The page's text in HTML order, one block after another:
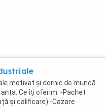
motivat și dornic de muncă
Ce îți oferim: -Pachet
și calificare) -Cazare